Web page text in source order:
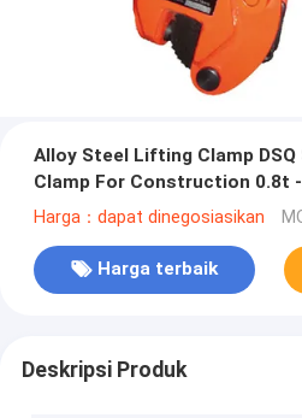
Alloy Steel Lifting Clamp
Clamp For Construction 0.8t
Harga：dapat dinegosiasikan
Harga terbaik
Deskripsi Produk